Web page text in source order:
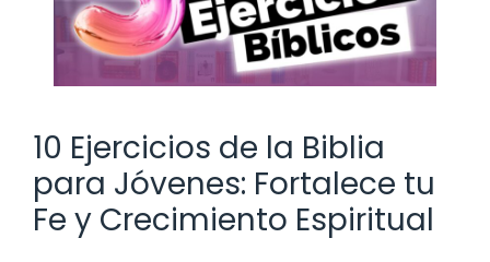
10 Ejercicios de la Biblia
para Jóvenes: Fortalece tu
Fe y Crecimiento Espiritual